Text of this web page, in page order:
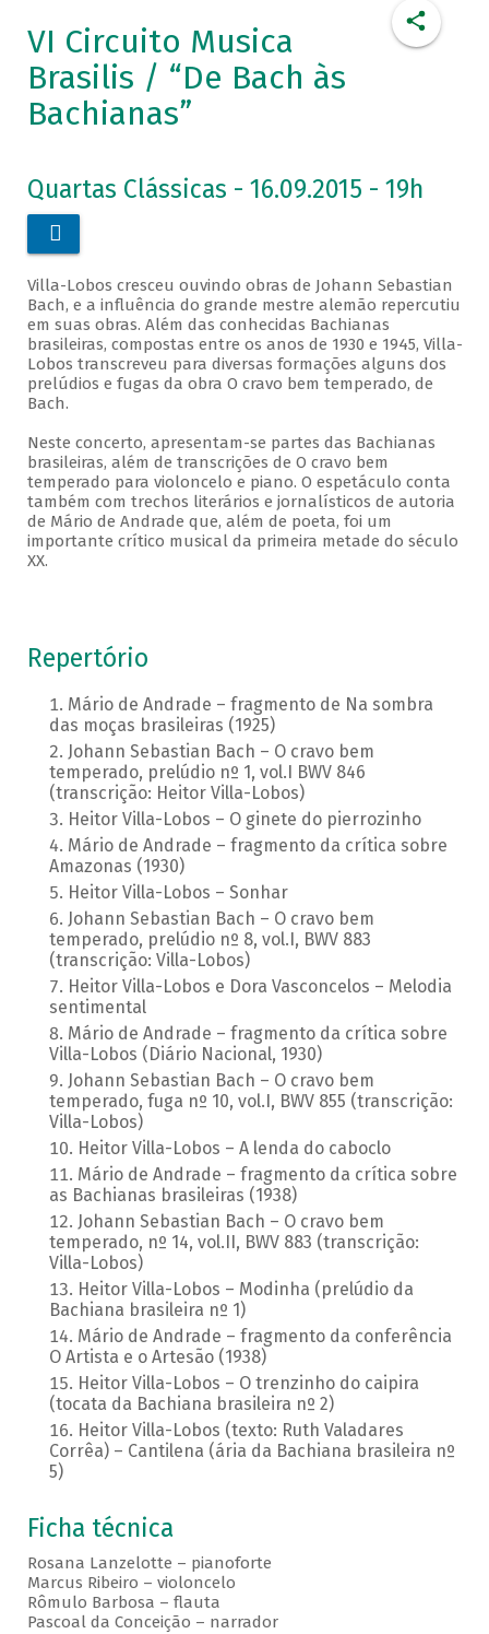
VI Circuito Musica
Brasilis / “De Bach às
Bachianas”
Quartas Clássicas - 16.09.2015 - 19h

Villa-Lobos cresceu ouvindo obras de Johann Sebastian
Bach, e a influência do grande mestre alemão repercutiu
em suas obras. Além das conhecidas Bachianas
brasileiras, compostas entre os anos de 1930 e 1945, Villa-
Lobos transcreveu para diversas formações alguns dos
prelúdios e fugas da obra O cravo bem temperado, de
Bach.
Neste concerto, apresentam-se partes das Bachianas
brasileiras, além de transcrições de O cravo bem
temperado para violoncelo e piano. O espetáculo conta
também com trechos literários e jornalísticos de autoria
de Mário de Andrade que, além de poeta, foi um
importante crítico musical da primeira metade do século
XX.
Repertório
Mário de Andrade – fragmento de Na sombra
das moças brasileiras (1925)
Johann Sebastian Bach – O cravo bem
temperado, prelúdio nº 1, vol.I BWV 846
(transcrição: Heitor Villa-Lobos)
Heitor Villa-Lobos – O ginete do pierrozinho
Mário de Andrade – fragmento da crítica sobre
Amazonas (1930)
Heitor Villa-Lobos – Sonhar
Johann Sebastian Bach – O cravo bem
temperado, prelúdio nº 8, vol.I, BWV 883
(transcrição: Villa-Lobos)
Heitor Villa-Lobos e Dora Vasconcelos – Melodia
sentimental
Mário de Andrade – fragmento da crítica sobre
Villa-Lobos (Diário Nacional, 1930)
Johann Sebastian Bach – O cravo bem
temperado, fuga nº 10, vol.I, BWV 855 (transcrição:
Villa-Lobos)
Heitor Villa-Lobos – A lenda do caboclo
Mário de Andrade – fragmento da crítica sobre
as Bachianas brasileiras (1938)
Johann Sebastian Bach – O cravo bem
temperado, nº 14, vol.II, BWV 883 (transcrição:
Villa-Lobos)
Heitor Villa-Lobos – Modinha (prelúdio da
Bachiana brasileira nº 1)
Mário de Andrade – fragmento da conferência
O Artista e o Artesão (1938)
Heitor Villa-Lobos – O trenzinho do caipira
(tocata da Bachiana brasileira nº 2)
Heitor Villa-Lobos (texto: Ruth Valadares
Corrêa) – Cantilena (ária da Bachiana brasileira nº
5)
Ficha técnica
Rosana Lanzelotte – pianoforte
Marcus Ribeiro – violoncelo
Rômulo Barbosa – flauta
Pascoal da Conceição – narrador